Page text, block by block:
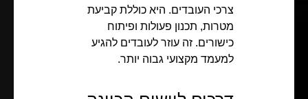
צרכי העובדים. היא כוללת קביעת
מטרות, תכנון פעולות ופיתוח
כישורים. זה עוזר לעובדים להגיע
למעמד מקצועי גבוה יותר.